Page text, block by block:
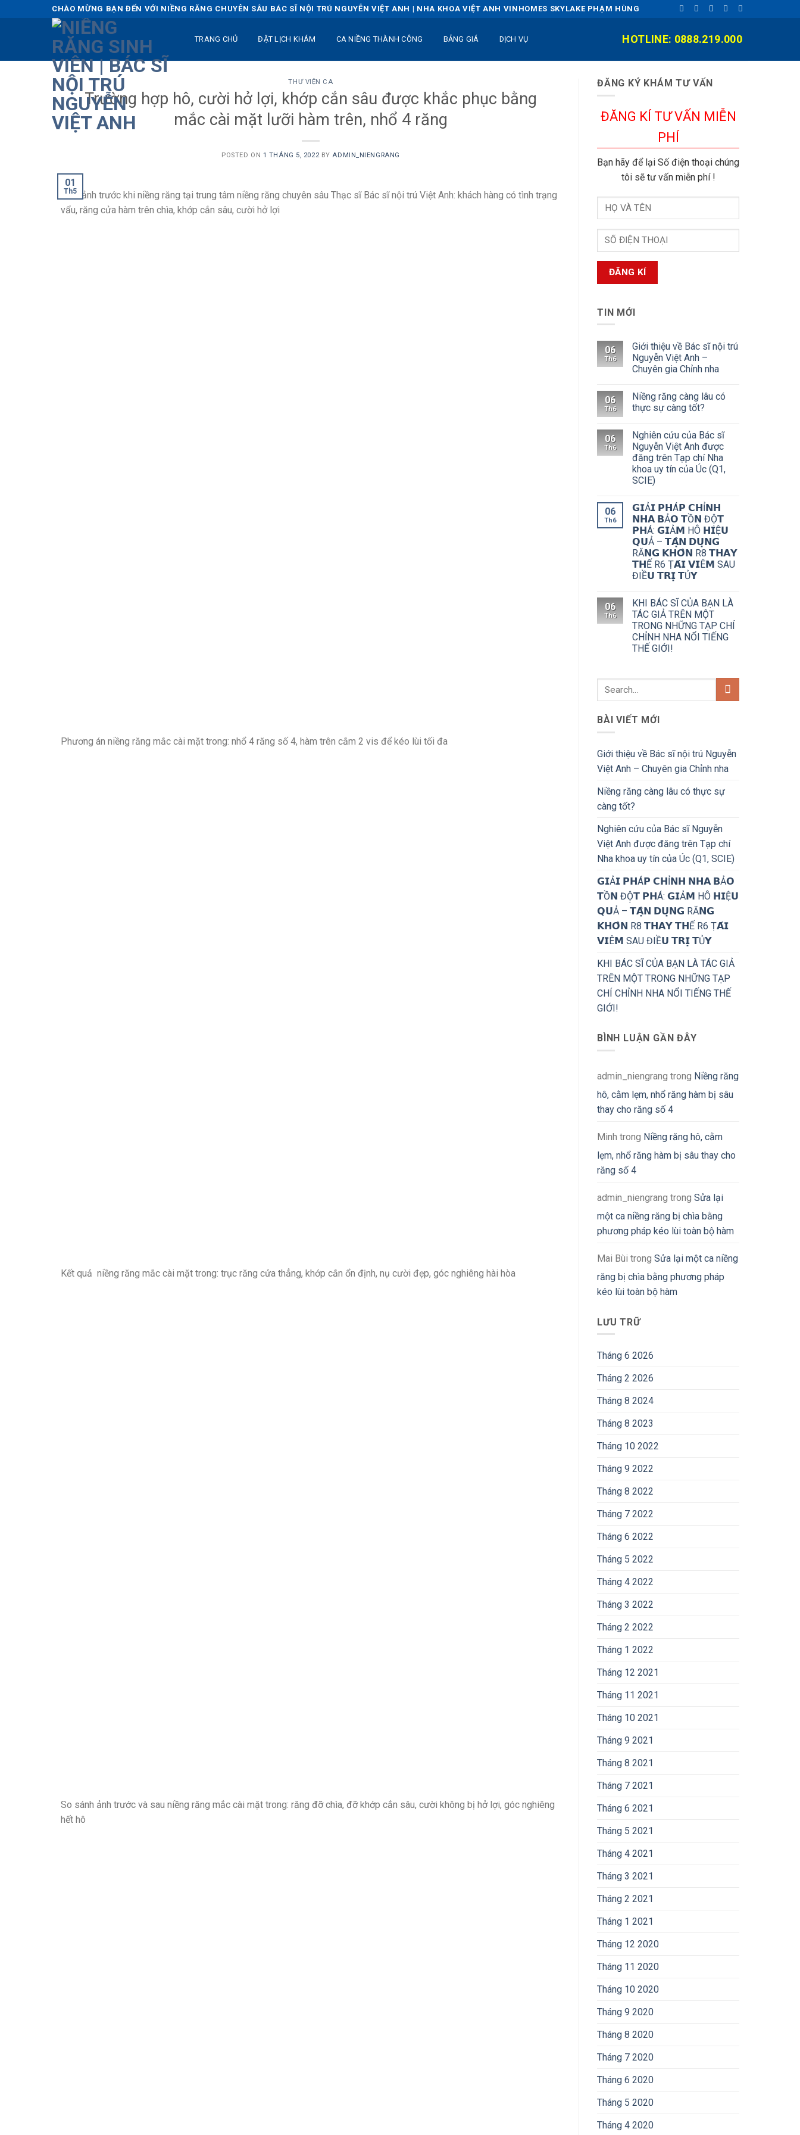
to
CHÀO MỪNG BẠN ĐẾN VỚI NIỀNG RĂNG CHUYÊN SÂU BÁC SĨ NỘI TRÚ NGUYỄN VIỆT ANH | NHA KHOA VIỆT ANH VINHOMES SKYLAKE PHẠM HÙNG
TRANG CHỦ ĐẶT LỊCH KHÁM CA NIỀNG THÀNH CÔNG BẢNG GIÁ DỊCH VỤ HOTLINE: 0888.219.000
THƯ VIỆN CA
Trường hợp hô, cười hở lợi, khớp cắn sâu được khắc phục bằng
mắc cài mặt lưỡi hàm trên, nhổ 4 răng
POSTED ON 1 THÁNG 5, 2022 BY ADMIN_NIENGRANG
01
Th5
Hình ảnh trước khi niềng răng tại trung tâm niềng răng chuyên sâu Thạc sĩ Bác sĩ nội trú Việt Anh: khách hàng có tình trạng
vẩu, răng cửa hàm trên chìa, khớp cắn sâu, cười hở lợi
Phương án niềng răng mắc cài mặt trong: nhổ 4 răng số 4, hàm trên cắm 2 vis để kéo lùi tối đa
Kết quả niềng răng mắc cài mặt trong: trục răng cửa thẳng, khớp cắn ổn định, nụ cười đẹp, góc nghiêng hài hòa
So sánh ảnh trước và sau niềng răng mắc cài mặt trong: răng đỡ chìa, đỡ khớp cắn sâu, cười không bị hở lợi, góc nghiêng
hết hô
ĐĂNG KÝ KHÁM TƯ VẤN
ĐĂNG KÍ TƯ VẤN MIỄN
PHÍ
Bạn hãy để lại Số điện thoại chúng
tôi sẽ tư vấn miễn phí !
TIN MỚI
06
Th6
Giới thiệu về Bác sĩ nội trú
Nguyễn Việt Anh –
Chuyên gia Chỉnh nha
06
Th6
Niềng răng càng lâu có
thực sự càng tốt?
06
Th6
Nghiên cứu của Bác sĩ
Nguyễn Việt Anh được
đăng trên Tạp chí Nha
khoa uy tín của Úc (Q1,
SCIE)
06
Th6
𝗚𝗜Ả𝗜 𝗣𝗛Á𝗣 𝗖𝗛Ỉ𝗡𝗛
𝗡𝗛𝗔 𝗕Ả𝗢 𝗧Ồ𝗡 ĐỘ̣𝗧
𝗣𝗛Á: 𝗚𝗜Ả𝗠 HÔ 𝗛𝗜Ệ𝗨
𝗤𝗨Ả – 𝗧𝗔̣̂𝗡 𝗗𝗨̣𝗡𝗚
RĂ𝗡𝗚 𝗞𝗛𝗢̂𝗡 R8 𝗧𝗛𝗔𝗬
𝗧𝗛Ế R6 Ṭ𝗔́𝗜 𝗩𝗜Ê𝗠 SAU
ĐIỀ𝗨 𝗧𝗥𝗜̣ 𝗧Ủ𝗬
06
Th6
KHI BÁC SĨ CỦA BẠN LÀ
TÁC GIẢ TRÊN MỘT
TRONG NHỮNG TẠP CHÍ
CHỈNH NHA NỔI TIẾNG
THẾ GIỚI!
BÀI VIẾT MỚI
Giới thiệu về Bác sĩ nội trú Nguyễn
Việt Anh – Chuyên gia Chỉnh nha
Niềng răng càng lâu có thực sự
càng tốt?
Nghiên cứu của Bác sĩ Nguyễn
Việt Anh được đăng trên Tạp chí
Nha khoa uy tín của Úc (Q1, SCIE)
𝗚𝗜Ả𝗜 𝗣𝗛Á𝗣 𝗖𝗛Ỉ𝗡𝗛 𝗡𝗛𝗔 𝗕Ả𝗢
𝗧Ồ𝗡 ĐỘ̣𝗧 𝗣𝗛Á: 𝗚𝗜Ả𝗠 HÔ 𝗛𝗜Ệ𝗨
𝗤𝗨Ả – 𝗧𝗔̣̂𝗡 𝗗𝗨̣𝗡𝗚 RĂ𝗡𝗚
𝗞𝗛𝗢̂𝗡 R8 𝗧𝗛𝗔𝗬 𝗧𝗛Ế R6 Ṭ𝗔́𝗜
𝗩𝗜Ê𝗠 SAU ĐIỀ𝗨 𝗧𝗥𝗜̣ 𝗧Ủ𝗬
KHI BÁC SĨ CỦA BẠN LÀ TÁC GIẢ
TRÊN MỘT TRONG NHỮNG TẠP
CHÍ CHỈNH NHA NỔI TIẾNG THẾ
GIỚI!
BÌNH LUẬN GẦN ĐÂY
admin_niengrang trong Niềng răng
hô, cằm lẹm, nhổ răng hàm bị sâu
thay cho răng số 4
Minh trong Niềng răng hô, cằm
lẹm, nhổ răng hàm bị sâu thay cho
răng số 4
admin_niengrang trong Sửa lại
một ca niềng răng bị chìa bằng
phương pháp kéo lùi toàn bộ hàm
Mai Bùi trong Sửa lại một ca niềng
răng bị chìa bằng phương pháp
kéo lùi toàn bộ hàm
LƯU TRỮ
Tháng 6 2026
Tháng 2 2026
Tháng 8 2024
Tháng 8 2023
Tháng 10 2022
Tháng 9 2022
Tháng 8 2022
Tháng 7 2022
Tháng 6 2022
Tháng 5 2022
Tháng 4 2022
Tháng 3 2022
Tháng 2 2022
Tháng 1 2022
Tháng 12 2021
Tháng 11 2021
Tháng 10 2021
Tháng 9 2021
Tháng 8 2021
Tháng 7 2021
Tháng 6 2021
Tháng 5 2021
Tháng 4 2021
Tháng 3 2021
Tháng 2 2021
Tháng 1 2021
Tháng 12 2020
Tháng 11 2020
Tháng 10 2020
Tháng 9 2020
Tháng 8 2020
Tháng 7 2020
Tháng 6 2020
Tháng 5 2020
Tháng 4 2020